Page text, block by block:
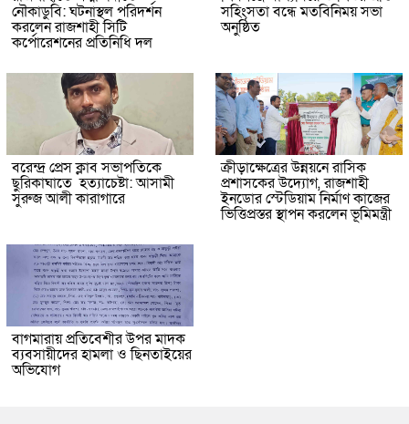
নৌকাডুবি: ঘটনাস্থল পরিদর্শন
করলেন রাজশাহী সিটি
কর্পোরেশনের প্রতিনিধি দল
সহিংসতা বন্ধে মতবিনিময় সভা
অনুষ্ঠিত
বরেন্দ্র প্রেস ক্লাব সভাপতিকে
ছুরিকাঘাতে হত্যাচেষ্টা: আসামী
সুরুজ আলী কারাগারে
ক্রীড়াক্ষেত্রের উন্নয়নে রাসিক
প্রশাসকের উদ্যোগ, রাজশাহী
ইনডোর স্টেডিয়াম নির্মাণ কাজের
ভিত্তিপ্রস্তর স্থাপন করলেন ভূমিমন্ত্রী
বাগমারায় প্রতিবেশীর উপর মাদক
ব্যবসায়ীদের হামলা ও ছিনতাইয়ের
অভিযোগ